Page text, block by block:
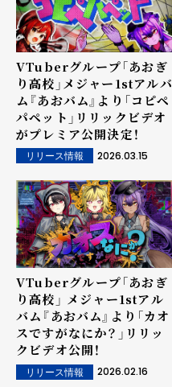
VTuberグループ「あおぎ
り高校」メジャー1stアルバ
ム『あおバム』より「コピペ
パペット」リリックビデオ
がプレミア公開決定！
リリース情報 2026.03.15
VTuberグループ「あおぎ
り高校」 メジャー1stアル
バム『あおバム』より「カオ
スですがなにか？」リリッ
クビデオ公開！
リリース情報 2026.02.16